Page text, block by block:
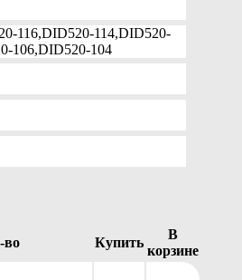
116,DID520-114,DID520-
106,DID520-104
во Купить
В
корзине